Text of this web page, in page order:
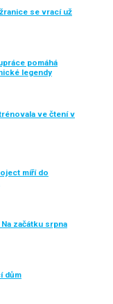
se vrací už
pomáhá
legendy
ve čtení v
míří do
začátku srpna
dům